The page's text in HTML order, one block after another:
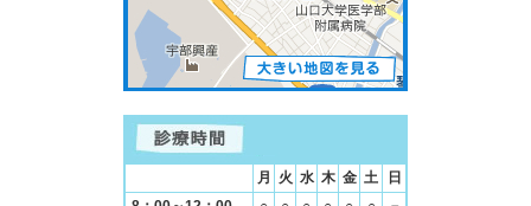
月 火 水 木 金 土
日